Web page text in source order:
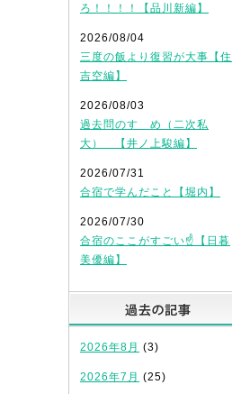
ろ！！！！【品川新編】
2026/08/04
三度の飯より復習が大事【住
吉空編】
2026/08/03
過去問のすゝめ（二次私
大） 【井ノ上駿編】
2026/07/31
合宿で学んだこと【堀内】
2026/07/30
合宿のここがすごい☝️【日暮
美優編】
2026年8月 (3)
2026年7月 (25)